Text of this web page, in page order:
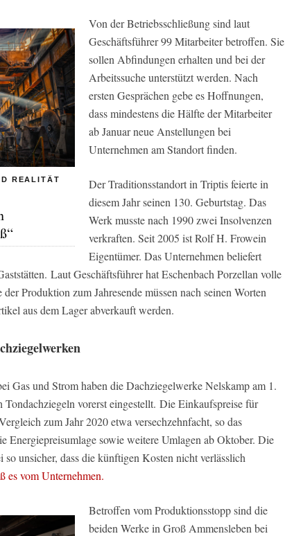
REALITÄT
Von der Betriebsschließung sind laut
Geschäftsführer 99 Mitarbeiter betroffen. Sie
sollen Abfindungen erhalten und bei der
Arbeitssuche unterstützt werden. Nach
ersten Gesprächen gebe es Hoffnungen,
dass mindestens die Hälfte der Mitarbeiter
ab Januar neue Anstellungen bei
Unternehmen am Standort finden.
Der Traditionsstandort in Triptis feierte in
diesem Jahr seinen 130. Geburtstag. Das
Werk musste nach 1990 zwei Insolvenzen
verkraften. Seit 2005 ist Rolf H. Frowein
Eigentümer. Das Unternehmen beliefert
Laut Geschäftsführer hat Eschenbach Porzellan volle
Produktion zum Jahresende müssen nach seinen Worten
aus dem Lager abverkauft werden.
Gas und Strom haben die Dachziegelwerke Nelskamp am 1.
Tondachziegeln vorerst eingestellt. Die Einkaufspreise für
zum Jahr 2020 etwa versechzehnfacht, so das
Energiepreisumlage sowie weitere Umlagen ab Oktober. Die
unsicher, dass die künftigen Kosten nicht verlässlich
es vom Unternehmen.
Betroffen vom Produktionsstopp sind die
beiden Werke in Groß Ammensleben bei